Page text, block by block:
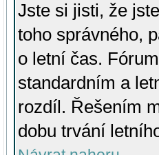
Jste si jisti, že
toho správného,
o letní čas.
standardním a
rozdíl. Řešením
dobu trvání